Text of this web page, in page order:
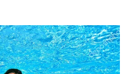
জন্য
ভাণ্ডারেরফর্ম ফিলাপে
এলাকার মহিলারা,